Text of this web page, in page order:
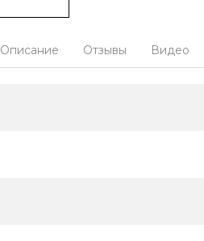
Описание Отзывы Видео